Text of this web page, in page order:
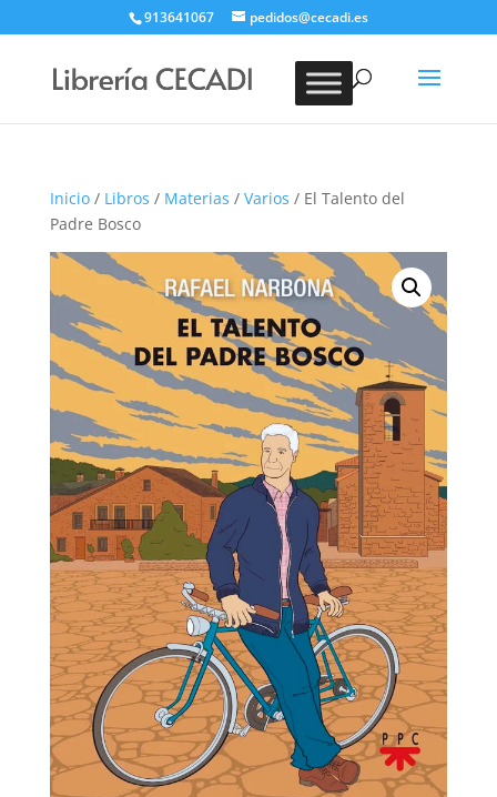
913641067 pedidos@cecadi.es
BUSCAR
Inicio/ Libros / Materias / Varios / El Talento del
Padre Bosco